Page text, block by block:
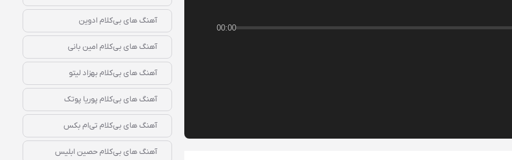
00:00
آهنگ‌ های بی‌کلام ادوین
آهنگ‌ های بی‌کلام امین بانی
آهنگ‌ های بی‌کلام بهزاد لیتو
آهنگ‌ های بی‌کلام پوریا پوتک
آهنگ‌ های بی‌کلام تی‌ام بکس
آهنگ‌ های بی‌کلام حصین ابلیس